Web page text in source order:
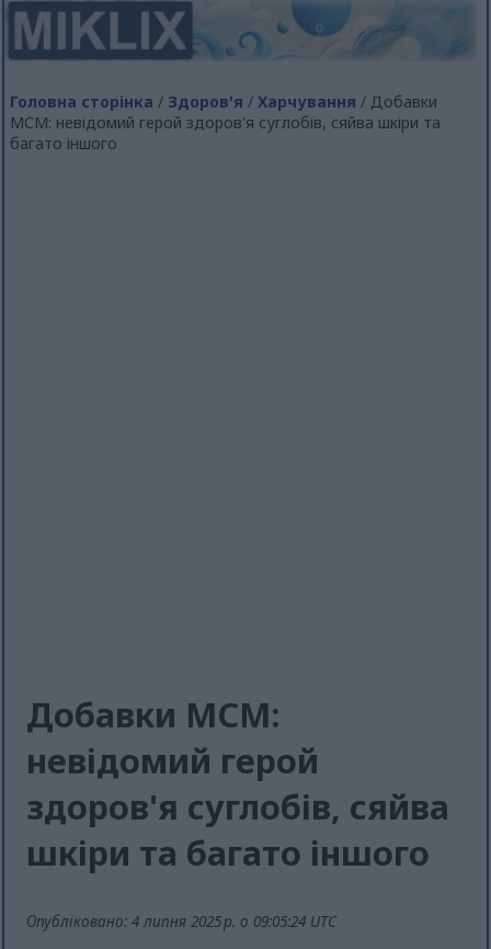
Головна сторінка / Здоров'я / Харчування / Добавки
МСМ: невідомий герой здоров'я суглобів, сяйва шкіри та
багато іншого
Добавки МСМ:
невідомий герой
здоров'я суглобів, сяйва
шкіри та багато іншого
Опубліковано: 4 липня 2025 р. о 09:05:24 UTC